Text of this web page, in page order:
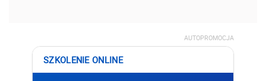
AUTOPROMOCJA
SZKOLENIE ONLINE